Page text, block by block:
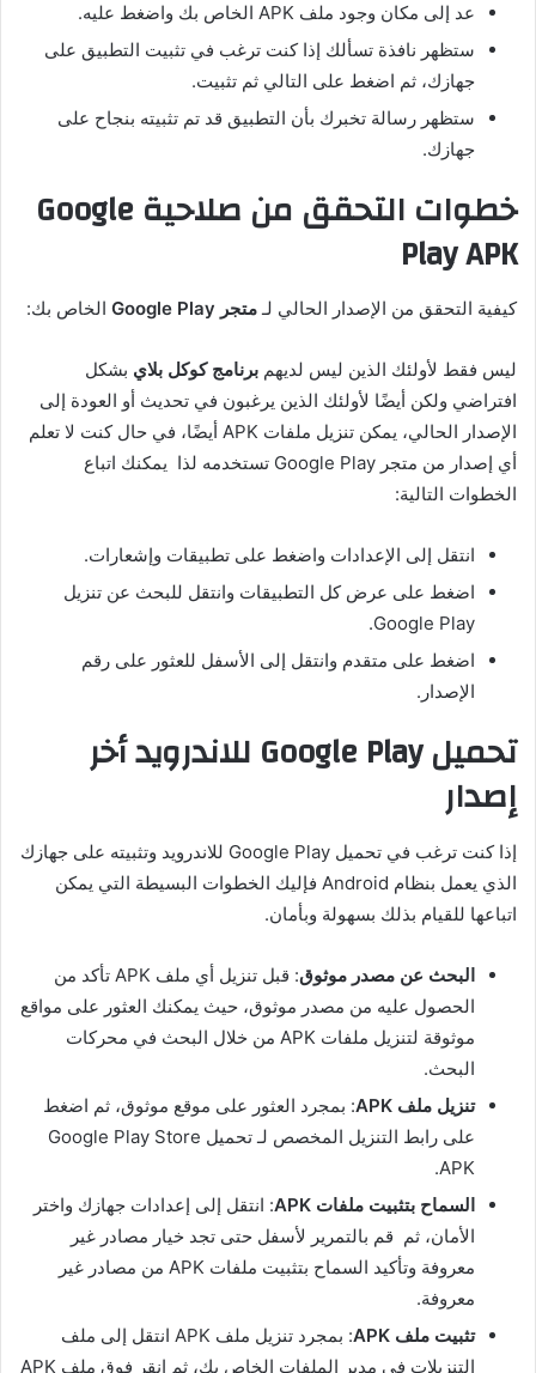
عد إلى مكان وجود ملف APK الخاص بك واضغط عليه.
ستظهر نافذة تسألك إذا كنت ترغب في تثبيت التطبيق على
جهازك، ثم اضغط على التالي ثم تثبيت.
ستظهر رسالة تخبرك بأن التطبيق قد تم تثبيته بنجاح على
جهازك.
خطوات التحقق من صلاحية Google
Play APK
كيفية التحقق من الإصدار الحالي لـمتجر Google Play الخاص بك:
ليس فقط لأولئك الذين ليس لديهم برنامج كوكل بلاي بشكل
افتراضي ولكن أيضًا لأولئك الذين يرغبون في تحديث أو العودة إلى
الإصدار الحالي، يمكن تنزيل ملفات APK أيضًا، في حال كنت لا تعلم
أي إصدار من متجر Google Play تستخدمه لذا يمكنك اتباع
الخطوات التالية:
انتقل إلى الإعدادات واضغط على تطبيقات وإشعارات.
اضغط على عرض كل التطبيقات وانتقل للبحث عن تنزيل
Google Play.
اضغط على متقدم وانتقل إلى الأسفل للعثور على رقم
الإصدار.
تحميل Google Play للاندرويد أخر
إصدار
إذا كنت ترغب في تحميل Google Play للاندرويد وتثبيته على جهازك
الذي يعمل بنظام Android فإليك الخطوات البسيطة التي يمكن
اتباعها للقيام بذلك بسهولة وبأمان.
البحث عن مصدر موثوق
: قبل تنزيل أي ملف APK تأكد من
الحصول عليه من مصدر موثوق، حيث يمكنك العثور على مواقع
موثوقة لتنزيل ملفات APK من خلال البحث في محركات
البحث.
تنزيل ملف APK
: بمجرد العثور على موقع موثوق، ثم اضغط
على رابط التنزيل المخصص لـ تحميل Google Play Store
APK.
السماح بتثبيت ملفات APK
: انتقل إلى إعدادات جهازك واختر
الأمان، ثم قم بالتمرير لأسفل حتى تجد خيار مصادر غير
معروفة وتأكيد السماح بتثبيت ملفات APK من مصادر غير
معروفة.
تثبيت ملف APK
: بمجرد تنزيل ملف APK انتقل إلى ملف
التنزيلات في مدير الملفات الخاص بك، ثم انقر فوق ملف APK